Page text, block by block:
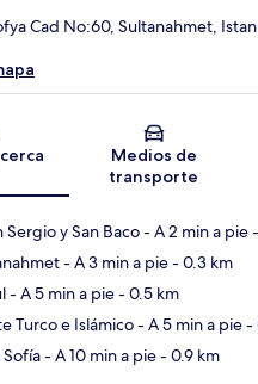
Cad No:60, Sultanahmet,
Medios de
transporte
Sergio y San Baco- A 2 min a pie
- A 3 min a pie- 0.3 km
- A 5 min a pie- 0.5 km
Turco e Islámico- A 5 min a pie-
Sofía- A 10 min a pie- 0.9 km